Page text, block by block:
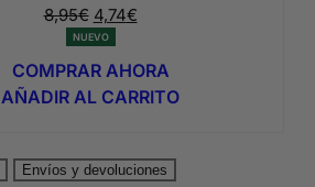
8,95€ El
precio
original
era:
8,95€.
4,74€El
actual
es:
4,74€.
NUEVO
COMPRAR AHORA
AÑADIR AL CARRITO
Envíos y devoluciones